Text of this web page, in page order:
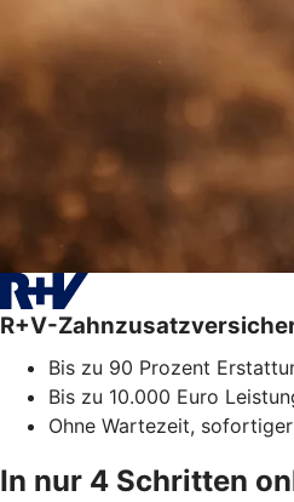
R+V-
Bis zu 90 Prozent
Bis zu 10.000 Euro
Ohne Wartezeit,
In nur 4 Schritten